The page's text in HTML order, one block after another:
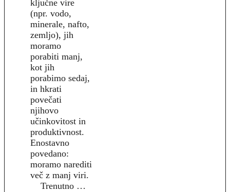
ključne vire
(npr. vodo,
minerale, nafto,
zemljo), jih
moramo
porabiti manj,
kot jih
porabimo sedaj,
in hkrati
povečati
njihovo
učinkovitost in
produktivnost.
Enostavno
povedano:
moramo narediti
več z manj viri.
Trenutno …